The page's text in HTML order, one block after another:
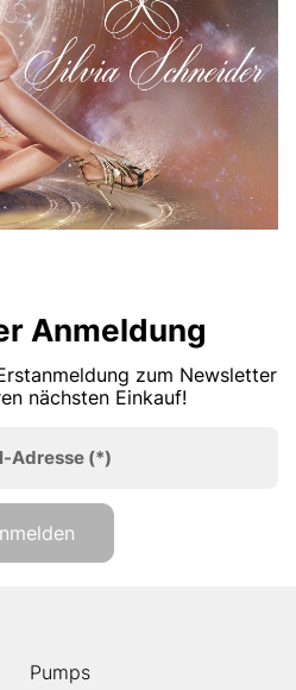
Anmeldung
zum Newsletter
nächsten Einkauf!
Adresse (*)
Pumps